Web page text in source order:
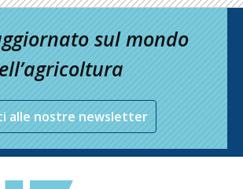
sul mondo
alle nostre newsletter